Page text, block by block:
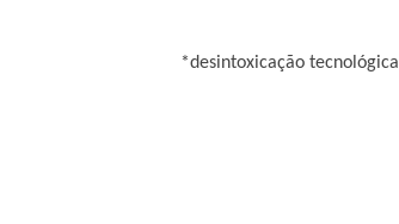
*desintoxicação tecnológica